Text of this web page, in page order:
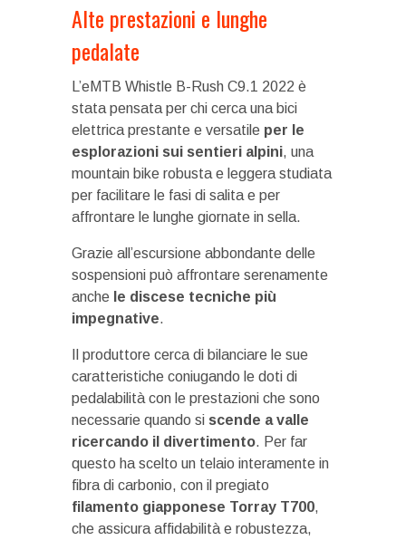
Alte prestazioni e lunghe
pedalate
L’eMTB Whistle B-Rush C9.1 2022 è
stata pensata per chi cerca una bici
elettrica prestante e versatile per le
esplorazioni sui sentieri alpini, una
mountain bike robusta e leggera studiata
per facilitare le fasi di salita e per
affrontare le lunghe giornate in sella.
Grazie all’escursione abbondante delle
sospensioni può affrontare serenamente
anche le discese tecniche più
impegnative.
Il produttore cerca di bilanciare le sue
caratteristiche coniugando le doti di
pedalabilità con le prestazioni che sono
necessarie quando si scende a valle
ricercando il divertimento. Per far
questo ha scelto un telaio interamente in
fibra di carbonio, con il pregiato
filamento giapponese Torray T700,
che assicura affidabilità e robustezza,